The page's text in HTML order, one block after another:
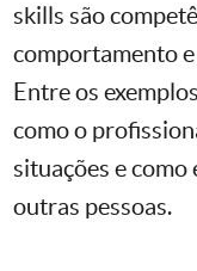
skills são
comportamento
Entre os
como o
situações e como
outras pessoas.